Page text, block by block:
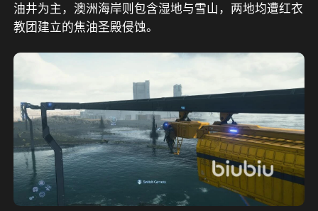
油井为主，澳洲海岸则包含湿地与雪山，两地均遭红衣
教团建立的焦油圣殿侵蚀。